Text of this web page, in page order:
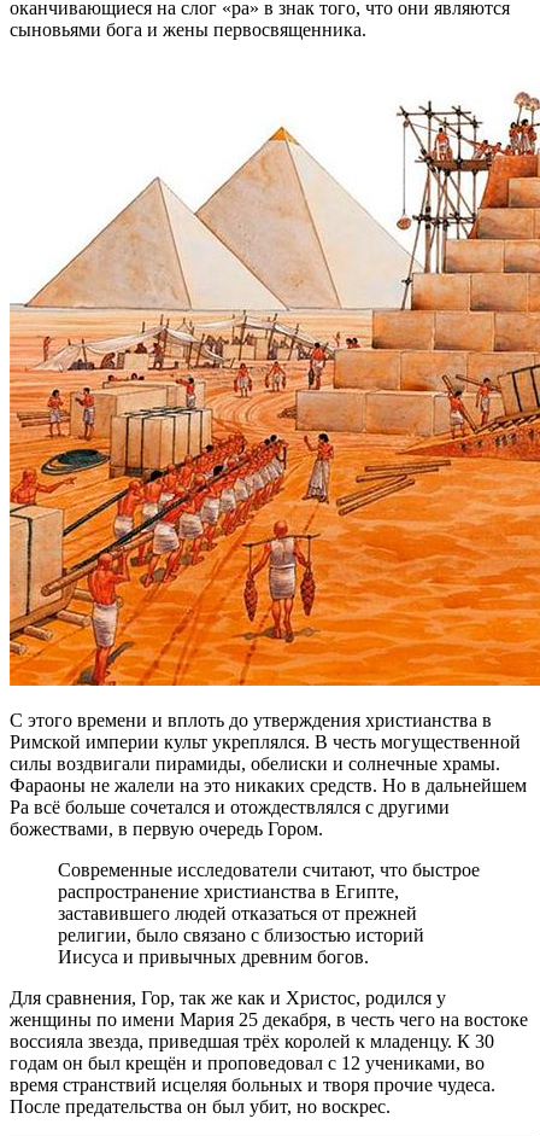
оканчивающиеся на слог «ра» в знак того, что они являются
сыновьями бога и жены первосвященника.
С этого времени и вплоть до утверждения христианства в
Римской империи культ укреплялся. В честь могущественной
силы воздвигали пирамиды, обелиски и солнечные храмы.
Фараоны не жалели на это никаких средств. Но в дальнейшем
Ра всё больше сочетался и отождествлялся с другими
божествами, в первую очередь Гором.
Современные исследователи считают, что быстрое
распространение христианства в Египте,
заставившего людей отказаться от прежней
религии, было связано с близостью историй
Иисуса и привычных древним богов.
Для сравнения, Гор, так же как и Христос, родился у
женщины по имени Мария 25 декабря, в честь чего на востоке
воссияла звезда, приведшая трёх королей к младенцу. К 30
годам он был крещён и проповедовал с 12 учениками, во
время странствий исцеляя больных и творя прочие чудеса.
После предательства он был убит, но воскрес.